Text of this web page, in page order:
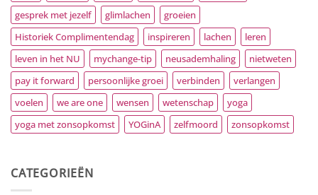
gesprek met jezelf
glimlachen
groeien
Historiek Complimentendag
inspireren lachen
leren
leven in het NU
mychange-tip neusademhaling
nietweten
pay it forward
persoonlijke groei verbinden
verlangen
voelen
we are one wensen wetenschap
yoga
yoga met zonsopkomst
YOGinA zelfmoord zonsopkomst
CATEGORIEËN